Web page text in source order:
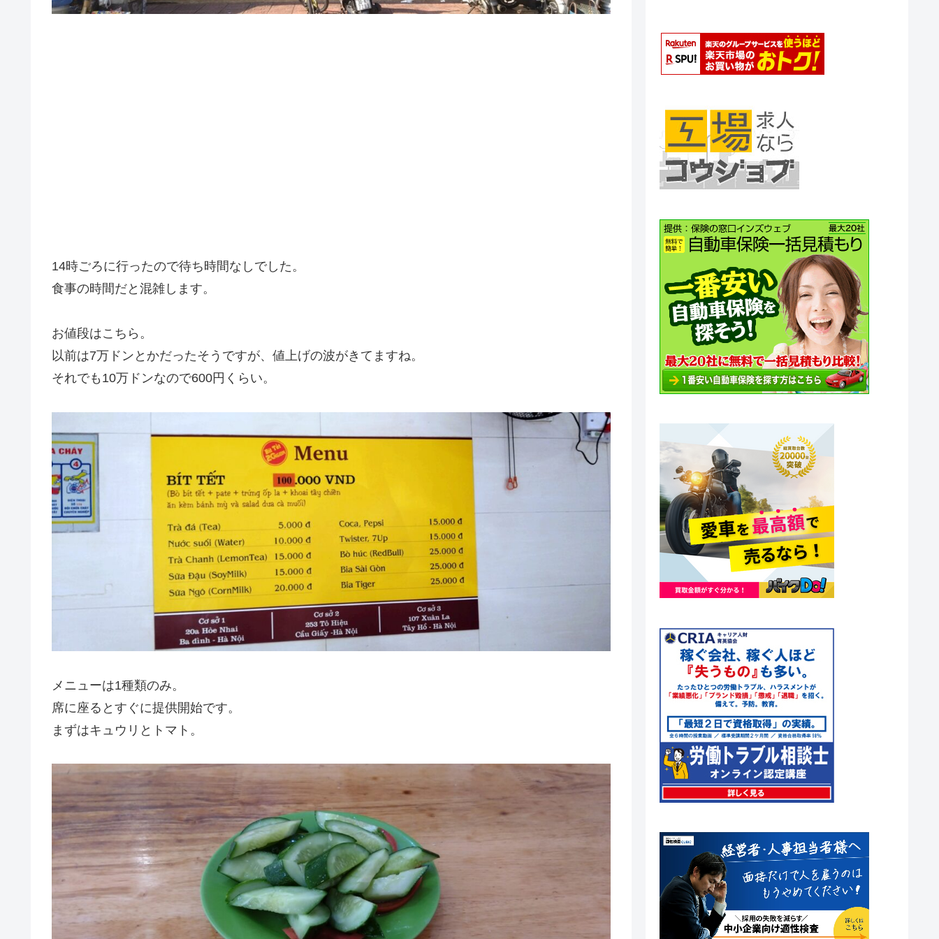
14時ごろに行ったので待ち時間なしでした。
食事の時間だと混雑します。
お値段はこちら。
以前は7万ドンとかだったそうですが、値上げの波がきてますね。
それでも10万ドンなので600円くらい。
メニューは1種類のみ。
席に座るとすぐに提供開始です。
まずはキュウリとトマト。